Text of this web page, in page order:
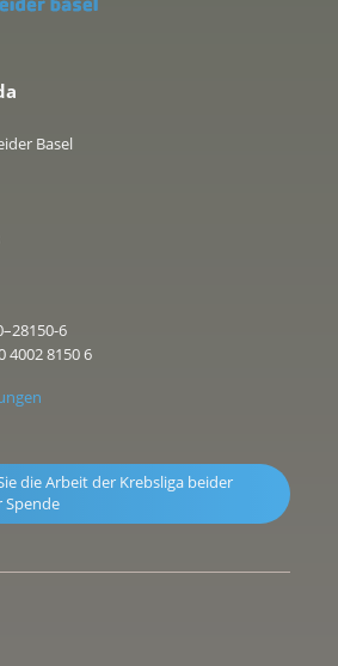
Basel
6
4002 8150 6
die Arbeit der Krebsliga beider
Spende